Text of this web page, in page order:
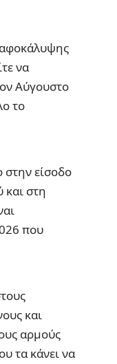
να
Αύγουστο
το
στην είσοδο
και στη
που
και
αρμούς
τα κάνει να